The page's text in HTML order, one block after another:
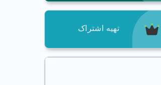
تهیه اشتراک